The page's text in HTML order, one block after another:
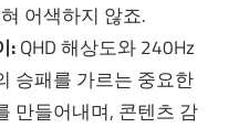
어색하지 않죠.
:QHD 해상도와 240Hz
승패를 가르는 중요한
만들어내며, 콘텐츠 감